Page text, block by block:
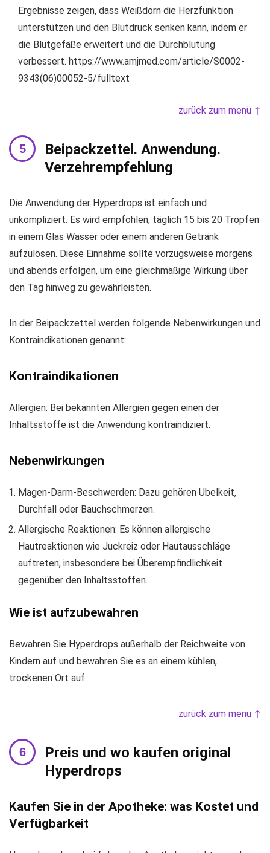
Ergebnisse zeigen, dass Weißdorn die Herzfunktion
unterstützen und den Blutdruck senken kann, indem er
die Blutgefäße erweitert und die Durchblutung
verbessert. https://www.amjmed.com/article/S0002-
9343(06)00052-5/fulltext
zurück zum menü ↑
Beipackzettel. Anwendung.
Verzehrempfehlung
Die Anwendung der Hyperdrops ist einfach und
unkompliziert. Es wird empfohlen, täglich 15 bis 20 Tropfen
in einem Glas Wasser oder einem anderen Getränk
aufzulösen. Diese Einnahme sollte vorzugsweise morgens
und abends erfolgen, um eine gleichmäßige Wirkung über
den Tag hinweg zu gewährleisten.
In der Beipackzettel werden folgende Nebenwirkungen und
Kontraindikationen genannt:
Kontraindikationen
Allergien: Bei bekannten Allergien gegen einen der
Inhaltsstoffe ist die Anwendung kontraindiziert.
Nebenwirkungen
Magen-Darm-Beschwerden: Dazu gehören Übelkeit,
Durchfall oder Bauchschmerzen.
Allergische Reaktionen: Es können allergische
Hautreaktionen wie Juckreiz oder Hautausschläge
auftreten, insbesondere bei Überempfindlichkeit
gegenüber den Inhaltsstoffen.
Wie ist aufzubewahren
Bewahren Sie Hyperdrops außerhalb der Reichweite von
Kindern auf und bewahren Sie es an einem kühlen,
trockenen Ort auf.
zurück zum menü ↑
Preis und wo kaufen original
Hyperdrops
Kaufen Sie in der Apotheke: was Kostet und
Verfügbarkeit